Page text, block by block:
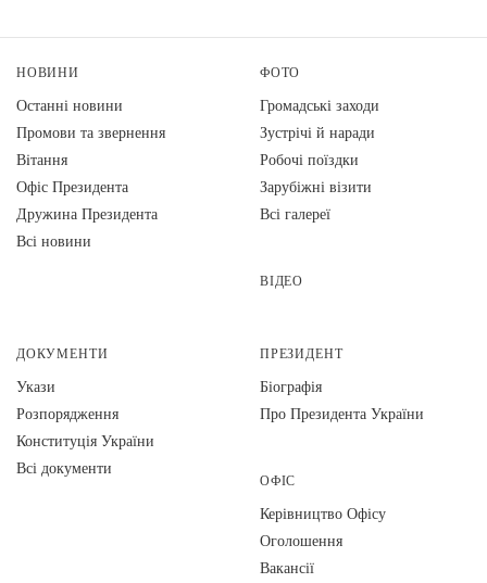
НОВИНИ
Останні новини
Промови та звернення
Вiтання
Офіс Президента
Дружина Президента
Всі новини
ФОТО
Громадські заходи
Зустрічі й наради
Робочі поїздки
Зарубіжні візити
Всі галереї
ВІДЕО
ДОКУМЕНТИ
Укази
Розпорядження
Конституція України
Всі документи
ПРЕЗИДЕНТ
Біографія
Про Президента України
ОФІС
Керівництво Офісу
Оголошення
Вакансії